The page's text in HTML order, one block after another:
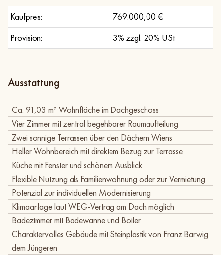
Kaufpreis:
769.000,00 €
Provision:
3% zzgl. 20% USt
Ausstattung
Ca. 91,03 m² Wohnfläche im Dachgeschoss
Vier Zimmer mit zentral begehbarer Raumaufteilung
Zwei sonnige Terrassen über den Dächern Wiens
Heller Wohnbereich mit direktem Bezug zur Terrasse
Küche mit Fenster und schönem Ausblick
Flexible Nutzung als Familienwohnung oder zur Vermietung
Potenzial zur individuellen Modernisierung
Klimaanlage laut WEG-Vertrag am Dach möglich
Badezimmer mit Badewanne und Boiler
Charaktervolles Gebäude mit Steinplastik von Franz Barwig
dem Jüngeren